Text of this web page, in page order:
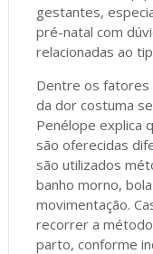
gestantes,
pré-natal com
relacionadas ao
Dentre os fatores
da dor costuma
Penélope explica
são oferecidas
são utilizados
banho morno,
movimentação.
recorrer a
parto, conforme